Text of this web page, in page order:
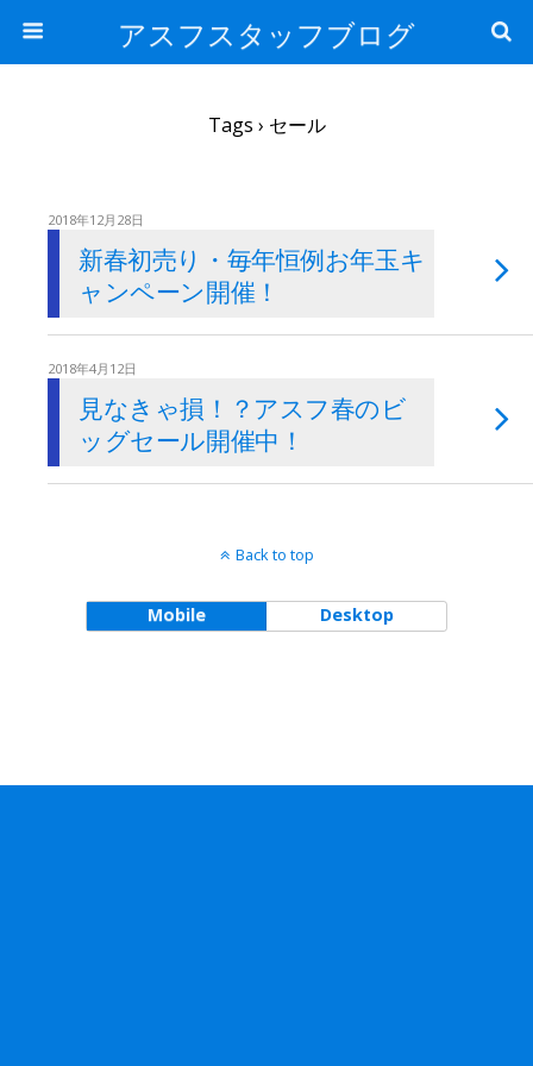
アスフスタッフブログ
Tags › セール
2018年12月28日
新春初売り・毎年恒例お年玉キ
ャンペーン開催！
2018年4月12日
見なきゃ損！？アスフ春のビ
ッグセール開催中！
Back to top
Mobile Desktop